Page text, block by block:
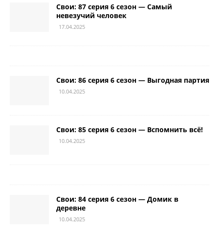
Свои: 87 серия 6 сезон — Самый
невезучий человек
17.04.2025
Свои: 86 серия 6 сезон — Выгодная партия
10.04.2025
Свои: 85 серия 6 сезон — Вспомнить всё!
10.04.2025
Свои: 84 серия 6 сезон — Домик в
деревне
10.04.2025